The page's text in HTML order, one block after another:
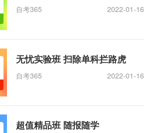
自考365 2022-01-16
无忧实验班 扫除单科拦路虎
自考365 2022-01-16
超值精品班 随报随学